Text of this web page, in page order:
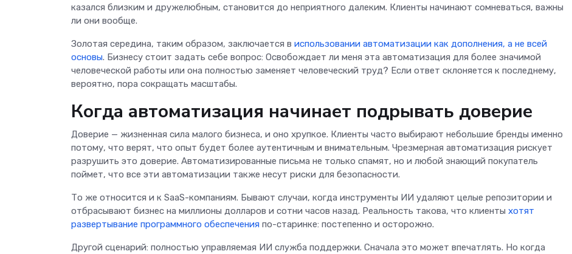
казался близким и дружелюбным, становится до неприятного далеким. Клиенты начинают сомневаться, важны
ли они вообще.
Золотая середина, таким образом, заключается в использовании автоматизации как дополнения, а не всей
основы. Бизнесу стоит задать себе вопрос: Освобождает ли меня эта автоматизация для более значимой
человеческой работы или она полностью заменяет человеческий труд? Если ответ склоняется к последнему,
вероятно, пора сокращать масштабы.
Когда автоматизация начинает подрывать доверие
Доверие — жизненная сила малого бизнеса, и оно хрупкое. Клиенты часто выбирают небольшие бренды именно
потому, что верят, что опыт будет более аутентичным и внимательным. Чрезмерная автоматизация рискует
разрушить это доверие. Автоматизированные письма не только спамят, но и любой знающий покупатель
поймет, что все эти автоматизации также несут риски для безопасности.
То же относится и к SaaS-компаниям. Бывают случаи, когда инструменты ИИ удаляют целые репозитории и
отбрасывают бизнес на миллионы долларов и сотни часов назад. Реальность такова, что клиенты хотят
развертывание программного обеспечения по-старинке: постепенно и осторожно.
Другой сценарий: полностью управляемая ИИ служба поддержки. Сначала это может впечатлять. Но когда